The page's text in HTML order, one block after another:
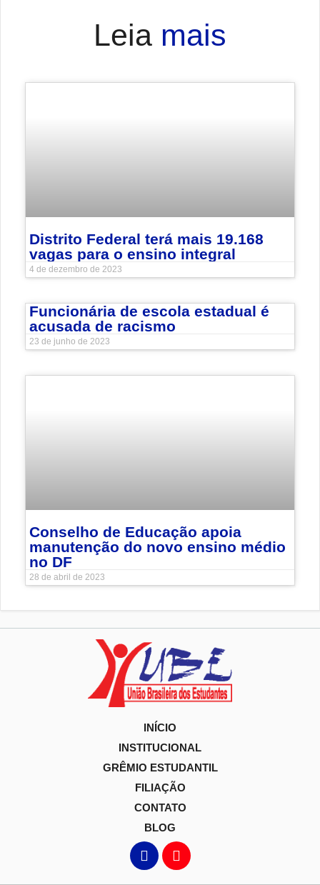
Leia mais
Distrito Federal terá mais 19.168
vagas para o ensino integral
4 de dezembro de 2023
Funcionária de escola estadual é
acusada de racismo
23 de junho de 2023
Conselho de Educação apoia
manutenção do novo ensino médio
no DF
28 de abril de 2023
INÍCIO
INSTITUCIONAL
GRÊMIO ESTUDANTIL
FILIAÇÃO
CONTATO
BLOG